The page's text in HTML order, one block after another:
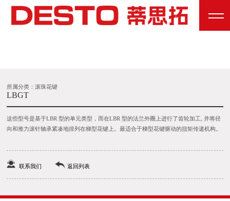
所属分类：滚珠花键
LBGT
这些型号是基于LBR 型的单元类型，而在LBR 型的法兰外圈上进行了齿轮加工, 并将径
向和推力滚针轴承紧凑地排列在梯型花键上。最适合于梯型花键驱动的扭矩传递机构。
联系我们 返回列表